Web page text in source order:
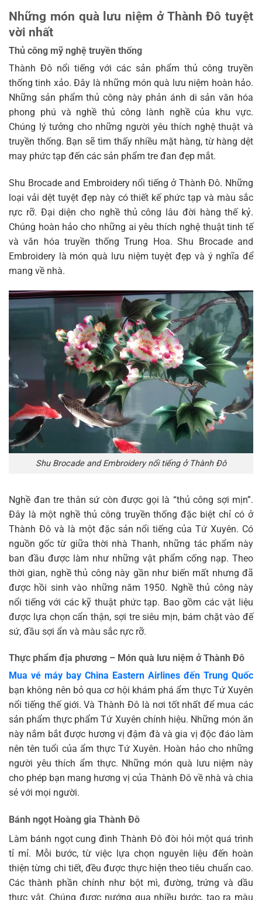
Những món quà lưu niệm ở Thành Đô tuyệt
vời nhất
Thủ công mỹ nghệ truyền thống
Thành Đô nổi tiếng với các sản phẩm thủ công truyền
thống tinh xảo. Đây là những món quà lưu niệm hoàn hảo.
Những sản phẩm thủ công này phản ánh di sản văn hóa
phong phú và nghề thủ công lành nghề của khu vực.
Chúng lý tưởng cho những người yêu thích nghệ thuật và
truyền thống. Bạn sẽ tìm thấy nhiều mặt hàng, từ hàng dệt
may phức tạp đến các sản phẩm tre đan đẹp mắt.
Shu Brocade and Embroidery nổi tiếng ở Thành Đô. Những
loại vải dệt tuyệt đẹp này có thiết kế phức tạp và màu sắc
rực rỡ. Đại diện cho nghề thủ công lâu đời hàng thế kỷ.
Chúng hoàn hảo cho những ai yêu thích nghệ thuật tinh tế
và văn hóa truyền thống Trung Hoa. Shu Brocade and
Embroidery là món quà lưu niệm tuyệt đẹp và ý nghĩa để
mang về nhà.
Shu Brocade and Embroidery nổi tiếng ở Thành Đô
Nghề đan tre thân sứ còn được gọi là “thủ công sợi mịn”.
Đây là một nghề thủ công truyền thống đặc biệt chỉ có ở
Thành Đô và là một đặc sản nổi tiếng của Tứ Xuyên. Có
nguồn gốc từ giữa thời nhà Thanh, những tác phẩm này
ban đầu được làm như những vật phẩm cống nạp. Theo
thời gian, nghề thủ công này gần như biến mất nhưng đã
được hồi sinh vào những năm 1950. Nghề thủ công này
nổi tiếng với các kỹ thuật phức tạp. Bao gồm các vật liệu
được lựa chọn cẩn thận, sợi tre siêu mịn, bám chặt vào đế
sứ, đầu sợi ẩn và màu sắc rực rỡ.
Thực phẩm địa phương – Món quà lưu niệm ở Thành Đô
Mua vé máy bay China Eastern Airlines đến Trung Quốc
bạn không nên bỏ qua cơ hội khám phá ẩm thực Tứ Xuyên
nổi tiếng thế giới. Và Thành Đô là nơi tốt nhất để mua các
sản phẩm thực phẩm Tứ Xuyên chính hiệu. Những món ăn
này nắm bắt được hương vị đậm đà và gia vị độc đáo làm
nên tên tuổi của ẩm thực Tứ Xuyên. Hoàn hảo cho những
người yêu thích ẩm thực. Những món quà lưu niệm này
cho phép bạn mang hương vị của Thành Đô về nhà và chia
sẻ với mọi người.
Bánh ngọt Hoàng gia Thành Đô
Làm bánh ngọt cung đình Thành Đô đòi hỏi một quá trình
tỉ mỉ. Mỗi bước, từ việc lựa chọn nguyên liệu đến hoàn
thiện từng chi tiết, đều được thực hiện theo tiêu chuẩn cao.
Các thành phần chính như bột mì, đường, trứng và dầu
thực vật. Chúng được nướng qua nhiều bước, tạo ra màu